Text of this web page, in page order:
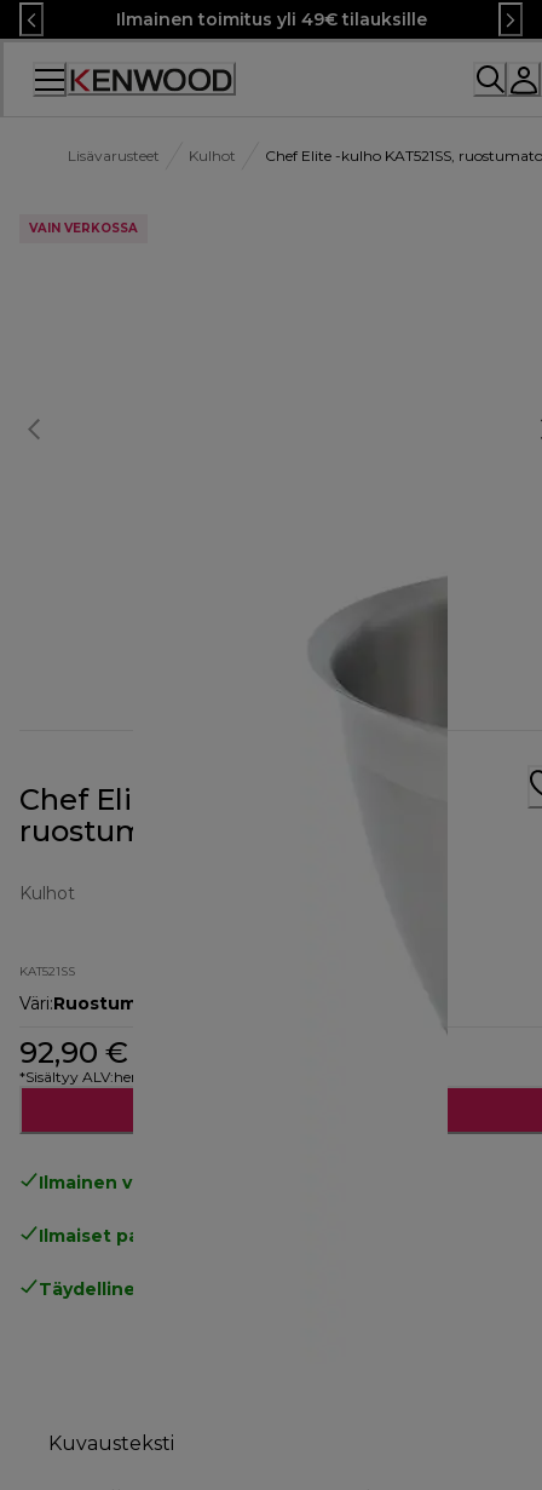
Skip
to
Content
Ilmainen toimitus yli 49€ tilauksille
Lisävarusteet Kulhot Chef Elite -kulho KAT521SS,
VAIN VERKOSSA
Chef Elite -kulho KAT521SS,
ruostumatonta terästä
Kulhot
KAT521SS
Väri:Ruostumaton teräs / hopea
92,90 €
*Sisältyy ALV:hen
Ilmainen vakiotoimitus
Ilmaiset palautukset
Täydellinen valmistajan takuu
Kuvausteksti